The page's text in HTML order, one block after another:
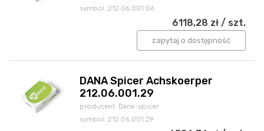
symbol: 212.06.001.06
6118,28 zł / szt.
zapytaj o dostępność
DANA Spicer Achskoerper
212.06.001.29
producent: Dana-spicer
symbol: 212.06.001.29